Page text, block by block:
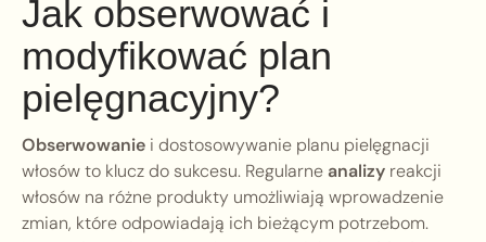
Jak obserwować i
modyfikować plan
pielęgnacyjny?
Obserwowanie i dostosowywanie planu pielęgnacji
włosów to klucz do sukcesu. Regularneanalizy reakcji
włosów na różne produkty umożliwiają wprowadzenie
zmian, które odpowiadają ich bieżącym potrzebom.